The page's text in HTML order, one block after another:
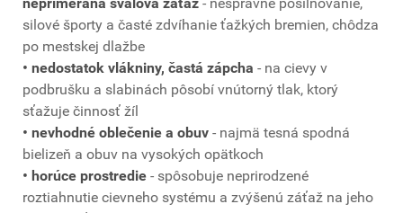
neprimeraná svalová záťaž - nesprávne posilňovanie,
silové športy a časté zdvíhanie ťažkých bremien, chôdza
po mestskej dlažbe
• nedostatok vlákniny, častá zápcha - na cievy v
podbrušku a slabinách pôsobí vnútorný tlak, ktorý
sťažuje činnosť žíl
• nevhodné oblečenie a obuv - najmä tesná spodná
bielizeň a obuv na vysokých opätkoch
• horúce prostredie - spôsobuje neprirodzené
roztiahnutie cievneho systému a zvýšenú záťaž na jeho